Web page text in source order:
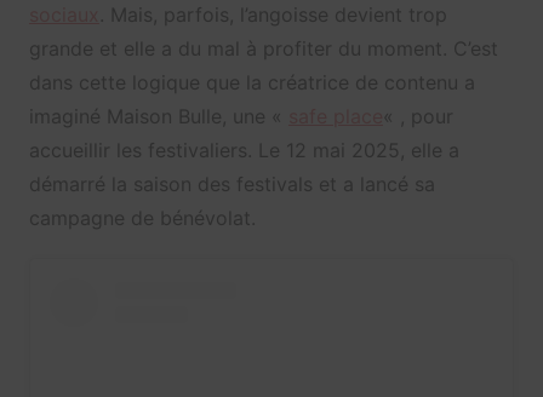
. Mais, parfois, l’angoisse devient trop
grande et elle a du mal à profiter du moment. C’est
dans cette logique que la créatrice de contenu a
imaginé Maison Bulle, une «
« , pour
accueillir les festivaliers. Le 12 mai 2025, elle a
démarré la saison des festivals et a lancé sa
campagne de bénévolat.